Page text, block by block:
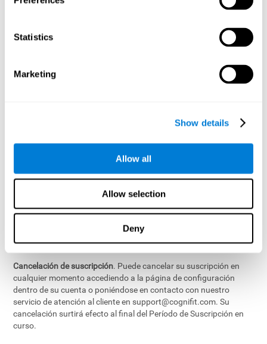
Statistics
Marketing
Show details
Allow all
Allow selection
Deny
servicios de suscripción que se renuevan automáticamente,
("Suscripciones"). Por favor, consulte la página del producto para
obtener más información sobre sus servicios de pago
los Servicios Pagados en cualquier momento y por cualquier
motivo, y tenemos la discreción exclusiva de determinar qué
puede variar, por ejemplo, con plazos de renovación automática
mensual o anual (un "Plazo de suscripción"), tal y como se
describe en el curso de su transacción. Su Suscripción se
renovará automáticamente por Términos de Suscripción
adicionales siempre y cuando su Suscripción continúe, hasta que
usted la cancele o suspendamos o dejemos de proporcionar la
Suscripción de acuerdo con nuestros Términos de Servicios. A
menos que le indiquemos lo contrario, se le cobrará antes o al
comienzo de cada período de renovación.
Cancelación de suscripción. Puede cancelar su suscripción en
cualquier momento accediendo a la página de configuración
dentro de su cuenta o poniéndose en contacto con nuestro
servicio de atención al cliente en support@cognifit.com. Su
cancelación surtirá efecto al final del Período de Suscripción en
curso.